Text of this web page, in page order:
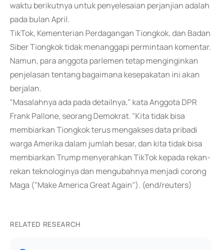
waktu berikutnya untuk penyelesaian perjanjian adalah
pada bulan April.
TikTok, Kementerian Perdagangan Tiongkok, dan Badan
Siber Tiongkok tidak menanggapi permintaan komentar.
Namun, para anggota parlemen tetap menginginkan
penjelasan tentang bagaimana kesepakatan ini akan
berjalan.
"Masalahnya ada pada detailnya," kata Anggota DPR
Frank Pallone, seorang Demokrat. "Kita tidak bisa
membiarkan Tiongkok terus mengakses data pribadi
warga Amerika dalam jumlah besar, dan kita tidak bisa
membiarkan Trump menyerahkan TikTok kepada rekan-
rekan teknologinya dan mengubahnya menjadi corong
Maga ("Make America Great Again"). (end/reuters)
RELATED RESEARCH